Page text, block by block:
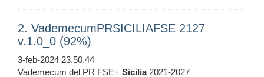
2. VademecumPRSICILIAFSE 2127
v.1.0_0 (92%)
3-feb-2024 23.50.44
Vademecum del PR FSE+ Sicilia2021-2027